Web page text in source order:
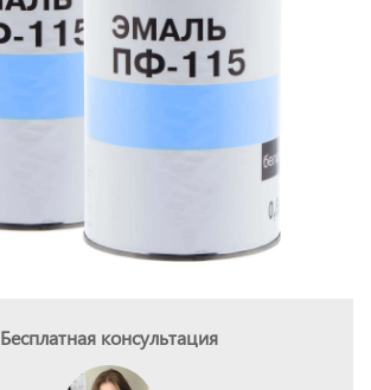
Бесплатная консультация